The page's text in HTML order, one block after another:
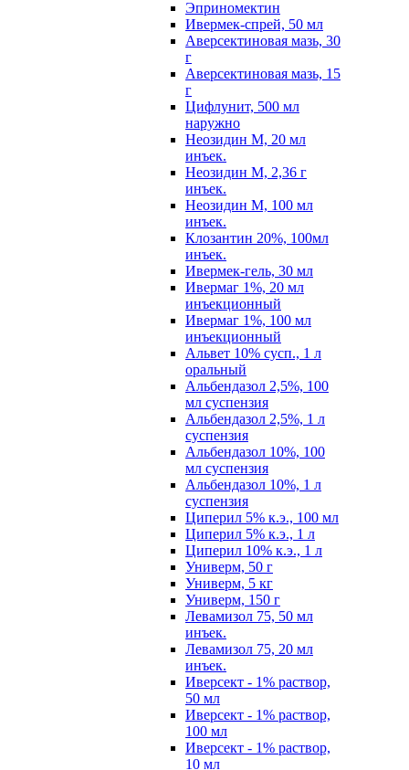
Эприномектин
Ивермек-спрей, 50 мл
Аверсектиновая мазь, 30
г
Аверсектиновая мазь, 15
г
Цифлунит, 500 мл
наружно
Неозидин М, 20 мл
инъек.
Неозидин М, 2,36 г
инъек.
Неозидин М, 100 мл
инъек.
Клозантин 20%, 100мл
инъек.
Ивермек-гель, 30 мл
Ивермаг 1%, 20 мл
инъекционный
Ивермаг 1%, 100 мл
инъекционный
Альвет 10% сусп., 1 л
оральный
Альбендазол 2,5%, 100
мл суспензия
Альбендазол 2,5%, 1 л
суспензия
Альбендазол 10%, 100
мл суспензия
Альбендазол 10%, 1 л
суспензия
Циперил 5% к.э., 100 мл
Циперил 5% к.э., 1 л
Циперил 10% к.э., 1 л
Универм, 50 г
Универм, 5 кг
Универм, 150 г
Левамизол 75, 50 мл
инъек.
Левамизол 75, 20 мл
инъек.
Иверсект - 1% раствор,
50 мл
Иверсект - 1% раствор,
100 мл
Иверсект - 1% раствор,
10 мл